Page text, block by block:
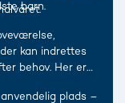
barn.
kan indrettes
behov. Her er
plads –